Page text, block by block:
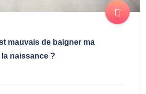
mauvais de baigner ma
naissance ?